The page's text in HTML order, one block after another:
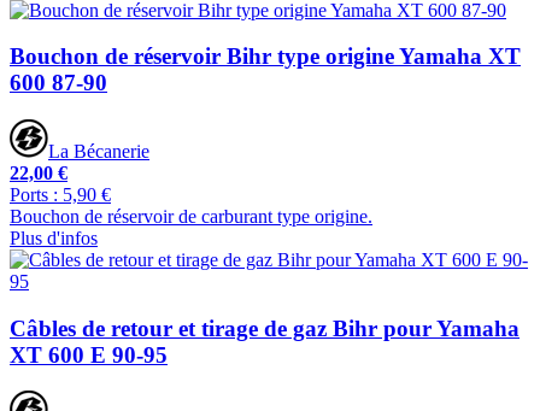
Bouchon de réservoir Bihr type origine Yamaha XT
600 87-90
La Bécanerie
22,00 €
Ports : 5,90 €
Bouchon de réservoir de carburant type origine.
Plus d'infos
Câbles de retour et tirage de gaz Bihr pour Yamaha
XT 600 E 90-95